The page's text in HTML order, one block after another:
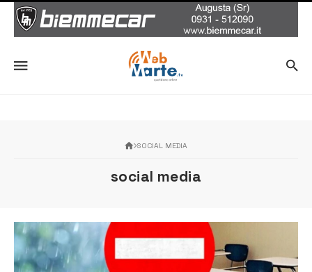
SOCIAL MEDIA
social media